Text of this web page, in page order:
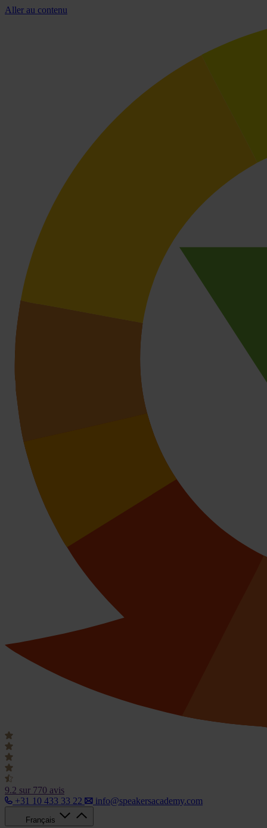
Aller au contenu
9.2 sur 770 avis
+31 10 433 33 22
info@speakersacademy.com
Français